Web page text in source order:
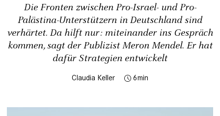
Die Fronten zwischen Pro-Israel- und Pro-
Palästina-Unterstützern in Deutschland sind
verhärtet. Da hilft nur: miteinander ins Gespräch
kommen, sagt der Publizist Meron Mendel. Er hat
dafür Strategien entwickelt
Claudia Keller 6